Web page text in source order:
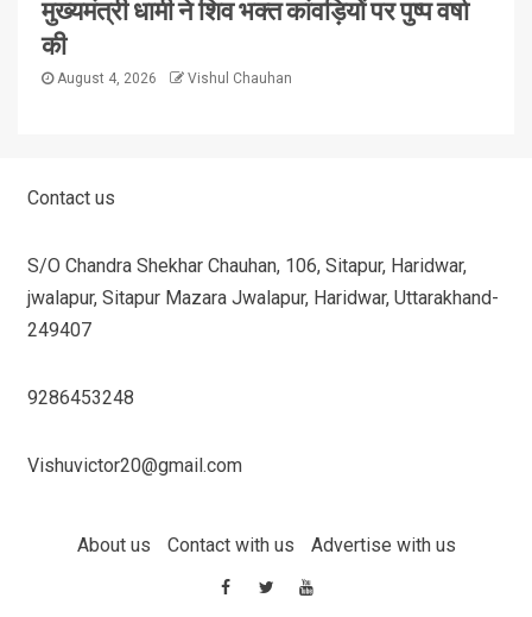
मुख्यमंत्री धामी ने शिव भक्त कांवड़ियों पर पुष्प वर्षा
की
August 4, 2026 Vishul Chauhan
Contact us
S/O Chandra Shekhar Chauhan, 106, Sitapur, Haridwar,
jwalapur, Sitapur Mazara Jwalapur, Haridwar, Uttarakhand-
249407
9286453248
Vishuvictor20@gmail.com
About us Contact with us Advertise with us